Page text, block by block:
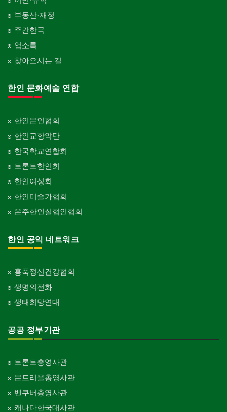
부동산·재정
주간한국
업소록
찾아오시는 길
한인 문화예술 연합
한인문인협회
한인교향악단
한국학교연합회
토론토한인회
한인여성회
한인미술가협회
온주한인실협인협회
한인 공익 네트워크
홍푹정신건강협회
생명의전화
생태희망연대
공공 정부기관
토론토총영사관
몬트리올총영사관
벤쿠버총영사관
캐나다한국대사관